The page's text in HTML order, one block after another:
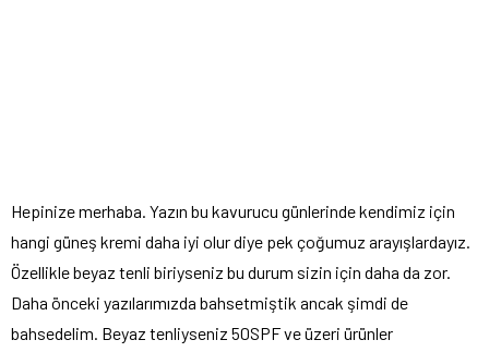
Hepinize merhaba. Yazın bu kavurucu günlerinde kendimiz için
hangi güneş kremi daha iyi olur diye pek çoğumuz arayışlardayız.
Özellikle beyaz tenli biriyseniz bu durum sizin için daha da zor.
Daha önceki yazılarımızda bahsetmiştik ancak şimdi de
bahsedelim. Beyaz tenliyseniz 50SPF ve üzeri ürünler